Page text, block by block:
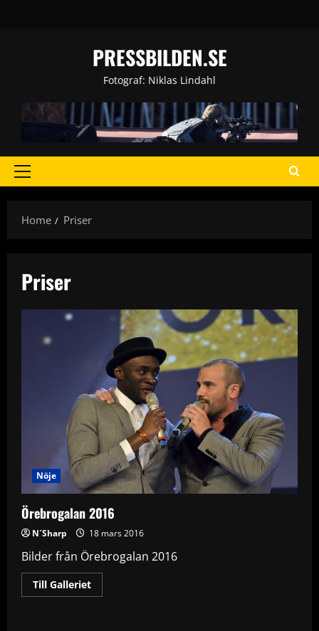
PRESSBILDEN.SE
Fotograf: Niklas Lindahl
Primary
Home
Priser
Priser
Nöje
Örebrogalan 2016
N´Sharp 18 mars 2016
Bilder från Örebrogalan 2016
Till GallerietRead
more